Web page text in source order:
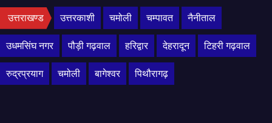
उत्तराखण्ड उत्तरकाशी चमोली चम्पावत नैनीताल
उधमसिंघ नगर पौड़ी गढ़वाल हरिद्वार देहरादून टिहरी गढ़वाल
रुद्रप्रयाग चमोली बागेश्वर पिथौरागढ़